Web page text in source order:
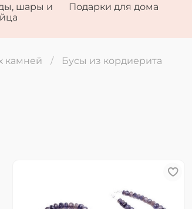
шары и
Подарки для дома
камней Бусы из кордиерита